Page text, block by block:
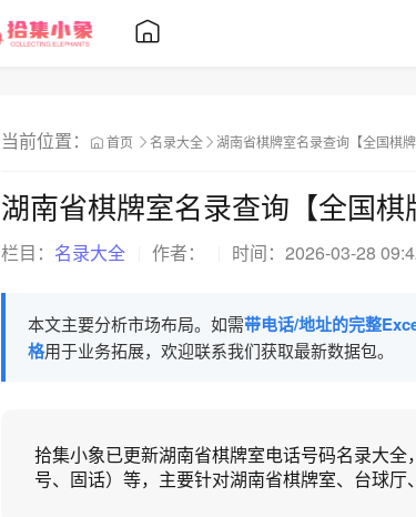
当前位置： 首页 名录大全 湖南省棋牌室名录查询【全国棋牌
湖南省棋牌室名录查询【全国棋
栏目： 名录大全 作者： 时间： 2026-03-28
本文主要分析市场布局。如需带电话/地址的完整
格用于业务拓展，欢迎联系我们获取最新数据包。
拾集小象已更新湖南省棋牌室电话号码名录大
号、固话）等，主要针对湖南省棋牌室、台球